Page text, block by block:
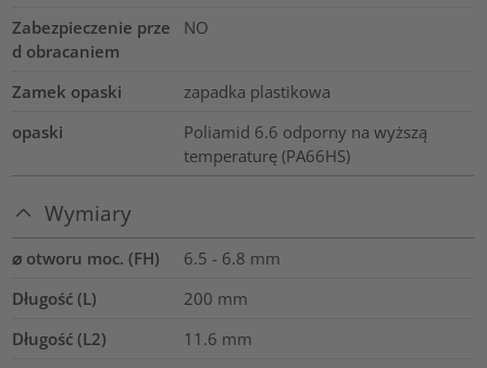
Zabezpieczenie prze
d obracaniem
NO
Zamek opaski
zapadka plastikowa
opaski
Poliamid 6.6 odporny na wyższą
temperaturę (PA66HS)
Wymiary
⌀ otworu moc. (FH)
6.5 - 6.8 mm
Długość (L)
200 mm
Długość (L2)
11.6 mm